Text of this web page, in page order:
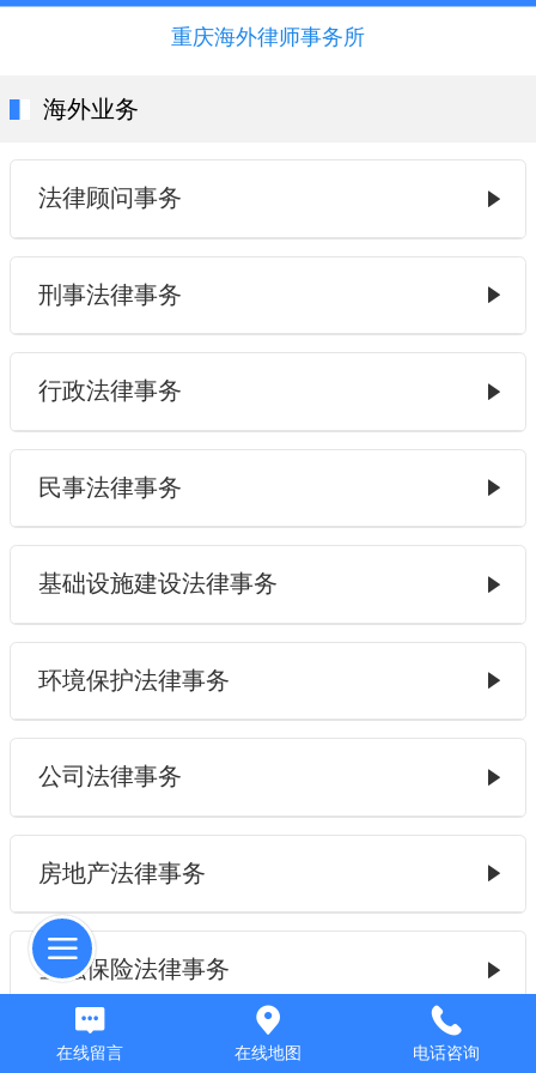
重庆海外律师事务所
海外业务
法律顾问事务
刑事法律事务
行政法律事务
民事法律事务
基础设施建设法律事务
环境保护法律事务
公司法律事务
房地产法律事务
金融保险法律事务
证券法律事务
在线留言 在线地图 电话咨询